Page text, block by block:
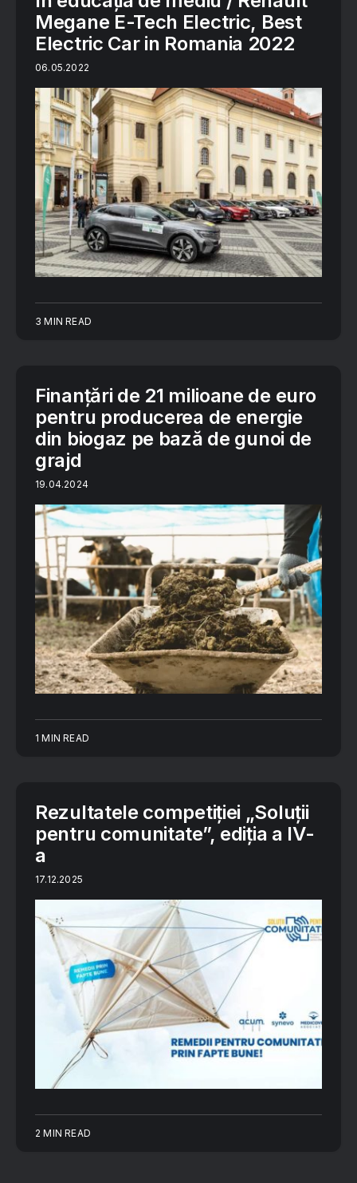
Megane E-Tech Electric, Best
Electric Car in Romania 2022
06.05.2022
3 MIN READ
Finanțări de 21 milioane de euro
pentru producerea de energie
din biogaz pe bază de gunoi de
grajd
19.04.2024
1 MIN READ
Rezultatele competiției „Soluții
pentru comunitate”, ediția a IV-
a
17.12.2025
2 MIN READ